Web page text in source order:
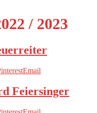
/ 2023
Email
Feiersinger